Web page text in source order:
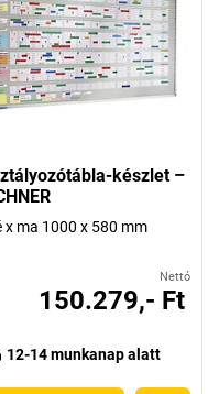
készlet –
x ma 1000 x 580 mm
Nettó
150.279,- Ft
12-14 munkanap alatt